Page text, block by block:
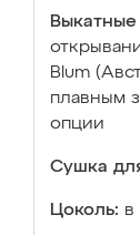
Blum
плавным
опции
Сушка
Цоколь: в